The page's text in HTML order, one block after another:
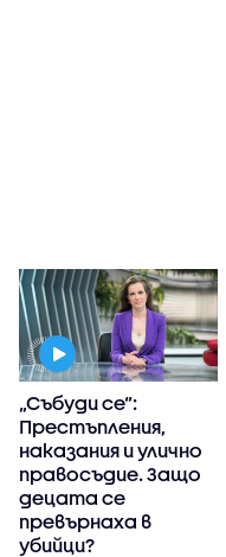
„Събуди се“:
Престъпления,
наказания и улично
правосъдие. Защо
децата се
превърнаха в
убийци?